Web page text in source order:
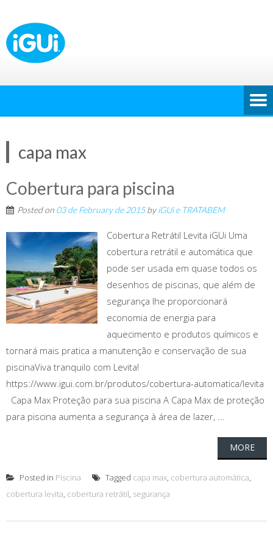
capa max
Cobertura para piscina
Posted on 03 de February de 2015byiGUi e TRATABEM
Cobertura Retrátil Levita iGUi Uma
cobertura retrátil e automática que
pode ser usada em quase todos os
desenhos de piscinas, que além de
segurança lhe proporcionará
economia de energia para
aquecimento e produtos químicos e
tornará mais pratica a manutenção e conservação de sua
piscinaViva tranquilo com Levita!
https://www.igui.com.br/produtos/cobertura-automatica/levita
Capa Max Proteção para sua piscina A Capa Max de proteção
para piscina aumenta a segurança à área de lazer, ...
MORE
Posted in Piscina Tagged capa max, cobertura automática,
cobertura levita, cobertura retrátil, segurança